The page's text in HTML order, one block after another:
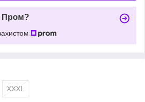
Пром?
XXXL